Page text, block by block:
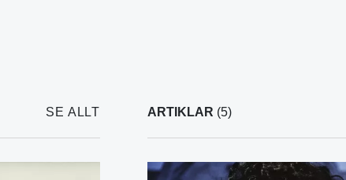
SE ALLT ARTIKLAR (5)